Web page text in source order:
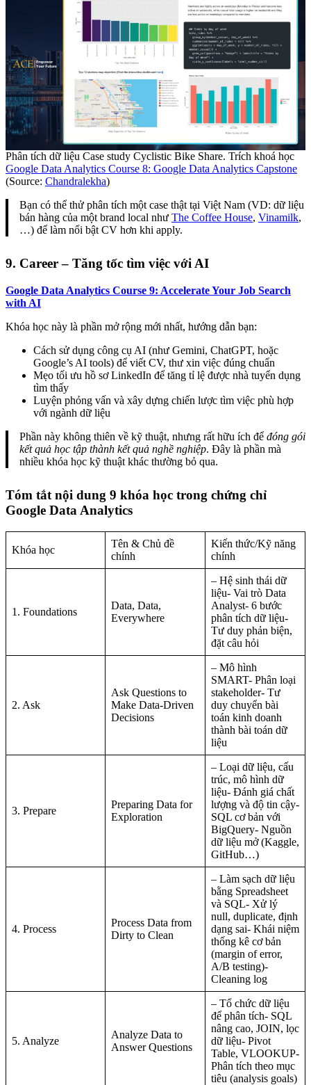
Phân tích dữ liệu Case study Cyclistic Bike Share. Trích khoá học
Google Data Analytics Course 8: Google Data Analytics Capstone
(Source: Chandralekha)
Bạn có thể thử phân tích một case thật tại Việt Nam (VD: dữ liệu
bán hàng của một brand local như The Coffee House, Vinamilk,
…) để làm nổi bật CV hơn khi apply.
9. Career – Tăng tốc tìm việc với AI
Google Data Analytics Course 9: Accelerate Your Job Search
with AI
Khóa học này là phần mở rộng mới nhất, hướng dẫn bạn:
Cách sử dụng công cụ AI (như Gemini, ChatGPT, hoặc
Google’s AI tools) để viết CV, thư xin việc đúng chuẩn
Mẹo tối ưu hồ sơ LinkedIn để tăng tỉ lệ được nhà tuyển dụng
tìm thấy
Luyện phỏng vấn và xây dựng chiến lược tìm việc phù hợp
với ngành dữ liệu
Phần này không thiên về kỹ thuật, nhưng rất hữu ích để đóng gói
kết quả học tập thành kết quả nghề nghiệp. Đây là phần mà
nhiều khóa học kỹ thuật khác thường bỏ qua.
Tóm tắt nội dung 9 khóa học trong chứng chỉ
Google Data Analytics
Khóa học
Tên & Chủ đề
chính
Kiến thức/Kỹ năng
chính
1. Foundations
Data, Data,
Everywhere
– Hệ sinh thái dữ
liệu- Vai trò Data
Analyst- 6 bước
phân tích dữ liệu-
Tư duy phản biện,
đặt câu hỏi
2. Ask
Ask Questions to
Make Data-Driven
Decisions
– Mô hình
SMART- Phân loại
stakeholder- Tư
duy chuyển bài
toán kinh doanh
thành bài toán dữ
liệu
3. Prepare
Preparing Data for
Exploration
– Loại dữ liệu, cấu
trúc, mô hình dữ
liệu- Đánh giá chất
lượng và độ tin cậy-
SQL cơ bản với
BigQuery- Nguồn
dữ liệu mở (Kaggle,
GitHub…)
4. Process
Process Data from
Dirty to Clean
– Làm sạch dữ liệu
bằng Spreadsheet
và SQL- Xử lý
null, duplicate, định
dạng sai- Khái niệm
thống kê cơ bản
(margin of error,
A/B testing)-
Cleaning log
5. Analyze
Analyze Data to
Answer Questions
– Tổ chức dữ liệu
để phân tích- SQL
nâng cao, JOIN, lọc
dữ liệu- Pivot
Table, VLOOKUP-
Phân tích theo mục
tiêu (analysis goals)